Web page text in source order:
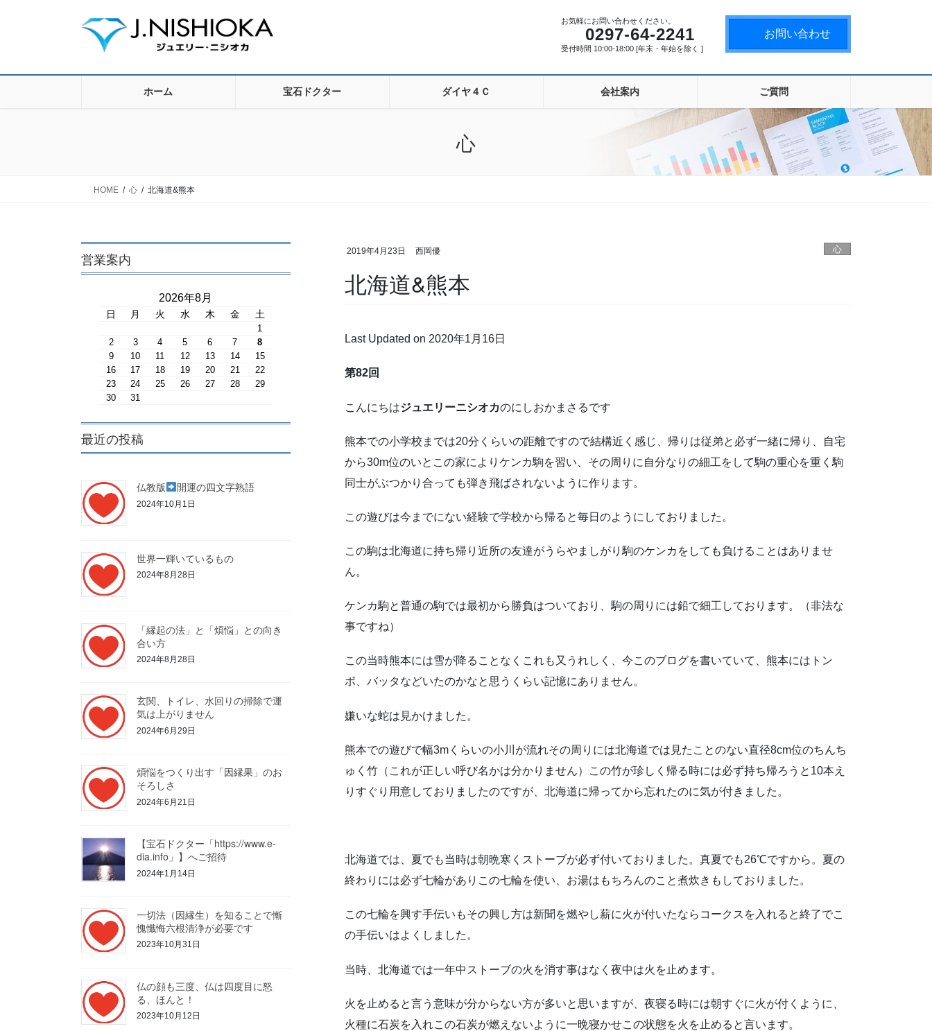
ツ
シ
お気軽にお問い合わせください。
0297-64-2241
受付時間 10:00-18:00 [年末・年始を除く ]
お問い合わせ
ホーム 宝石ドクター ダイヤ４Ｃ 会社案内 ご質問
心
HOME 心 北海道&熊本
2019年4月23日 西岡優 心
北海道&熊本
Last Updated on 2020年1月16日
第82回
こんにちはジュエリーニシオカのにしおかまさるです
熊本での小学校までは20分くらいの距離ですので結構近く感じ、帰りは従弟と必ず一緒に帰り、自宅
から30m位のいとこの家によりケンカ駒を習い、その周りに自分なりの細工をして駒の重心を重く駒
同士がぶつかり合っても弾き飛ばされないように作ります。
この遊びは今までにない経験で学校から帰ると毎日のようにしておりました。
この駒は北海道に持ち帰り近所の友達がうらやましがり駒のケンカをしても負けることはありませ
ん。
ケンカ駒と普通の駒では最初から勝負はついており、駒の周りには鉛で細工しております。（非法な
事ですね）
この当時熊本には雪が降ることなくこれも又うれしく、今このブログを書いていて、熊本にはトン
ボ、バッタなどいたのかなと思うくらい記憶にありません。
嫌いな蛇は見かけました。
熊本での遊びで幅3mくらいの小川が流れその周りには北海道では見たことのない直径8cm位のちんち
ゅく竹（これが正しい呼び名かは分かりません）この竹が珍しく帰る時には必ず持ち帰ろうと10本え
りすぐり用意しておりましたのですが、北海道に帰ってから忘れたのに気が付きました。
北海道では、夏でも当時は朝晩寒くストーブが必ず付いておりました。真夏でも26℃ですから。夏の
終わりには必ず七輪がありこの七輪を使い、お湯はもちろんのこと煮炊きもしておりました。
この七輪を興す手伝いもその興し方は新聞を燃やし薪に火が付いたならコークスを入れると終了でこ
の手伝いはよくしました。
当時、北海道では一年中ストーブの火を消す事はなく夜中は火を止めます。
火を止めると言う意味が分からない方が多いと思いますが、夜寝る時には朝すぐに火が付くように、
火種に石炭を入れこの石炭が燃えないように一晩寝かせこの状態を火を止めると言います。
営業案内
2026年8月
日 月 火 水 木 金 土
1
2
3 4 5 6 7
8
9
10 11 12 13 14
15
16
17 18 19 20 21
22
23
24 25 26 27 28
29
30
31
最近の投稿
仏教版 開運の四文字熟語
2024年10月1日
世界一輝いているもの
2024年8月28日
「縁起の法」と「煩悩」との向き
合い方
2024年8月28日
玄関、トイレ、水回りの掃除で運
気は上がりません
2024年6月29日
煩悩をつくり出す「因縁果」のお
そろしさ
2024年6月21日
【宝石ドクター「https://www.e-
dia.info」】へご招待
2024年1月14日
一切法（因縁生）を知ることで慚
愧懺悔六根清浄が必要です
2023年10月31日
仏の顔も三度、仏は四度目に怒
る、ほんと！
2023年10月12日